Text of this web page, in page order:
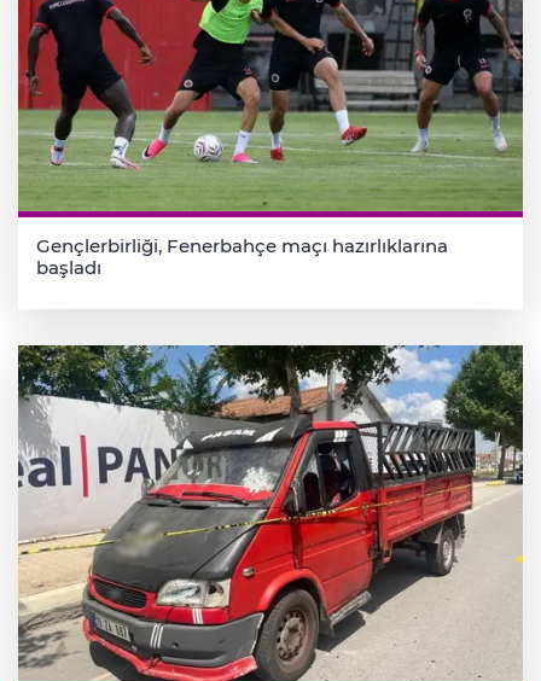
Gençlerbirliği, Fenerbahçe maçı hazırlıklarına
başladı